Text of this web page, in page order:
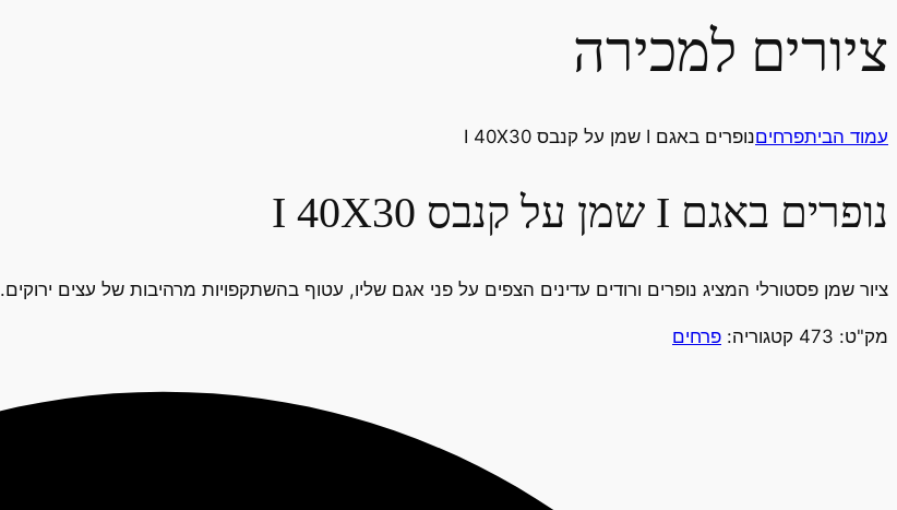
ציורים למכירה
עמוד הביתפרחיםנופרים באגם I שמן על קנבס I 40X30
נופרים באגם I שמן על קנבס I 40X30
ציור שמן פסטורלי המציג נופרים ורודים עדינים הצפים על פני אגם שליו, עטוף בהשתקפויות מרהיבות של עצים ירוקים.
מק"ט: 473 קטגוריה: פרחים